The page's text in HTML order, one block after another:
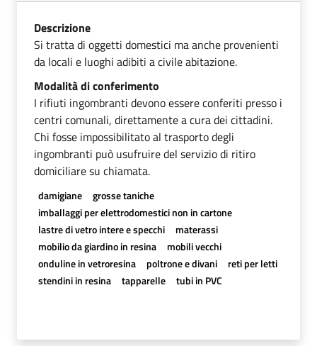
Descrizione
Si tratta di oggetti domestici ma anche provenienti
da locali e luoghi adibiti a civile abitazione.
Modalità di conferimento
I rifiuti ingombranti devono essere conferiti presso i
centri comunali, direttamente a cura dei cittadini.
Chi fosse impossibilitato al trasporto degli
ingombranti può usufruire del servizio di ritiro
domiciliare su chiamata.
damigiane
grosse taniche
imballaggi per elettrodomestici non in cartone
lastre di vetro intere e specchi
materassi
mobilio da giardino in resina
mobili vecchi
onduline in vetroresina
poltrone e divani
reti per letti
stendini in resina
tapparelle tubi in PVC